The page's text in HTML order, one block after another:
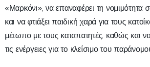
«Μαρκόνι», να επαναφέρει τη νομιμότητα
και να φτιάξει παιδική χαρά για τους
μέτωπο με τους καταπατητές, καθώς και
τις ενέργειες για το κλείσιμο του